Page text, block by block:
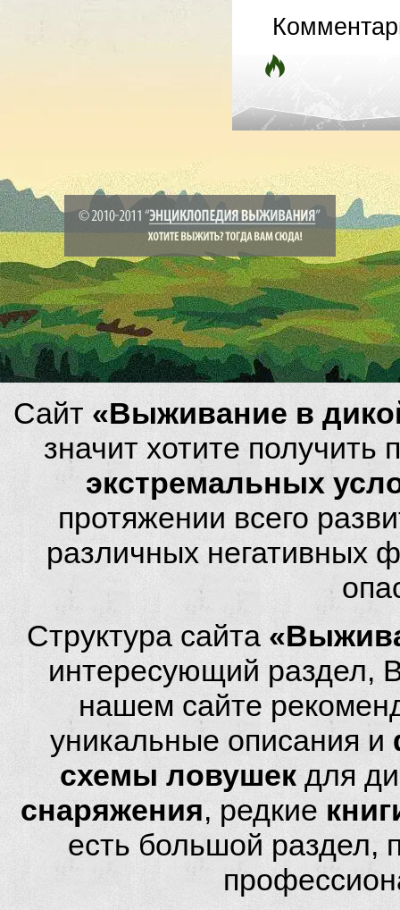
Сайт «Выживание в
значит хотите
экстремальных
протяжении всего
различных негативных
Структура сайта
интересующий раздел,
нашем сайте
уникальные описания и
схемы ловушек для
снаряжения, редкие
есть большой